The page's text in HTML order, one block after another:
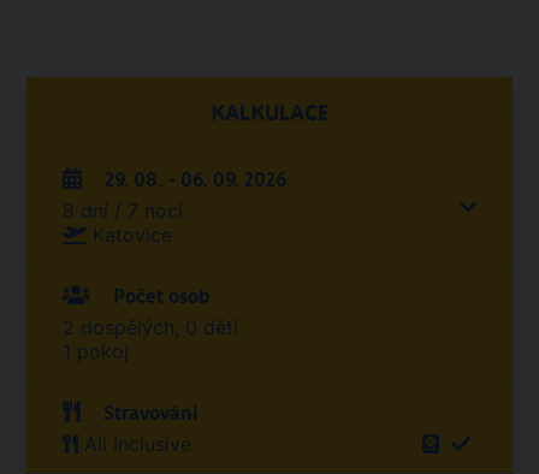
KALKULACE
29. 08. - 06. 09. 2026
8 dní / 7 nocí
Katovice
Počet osob
2 dospělých, 0 dětí
1 pokoj
Stravování
All Inclusive